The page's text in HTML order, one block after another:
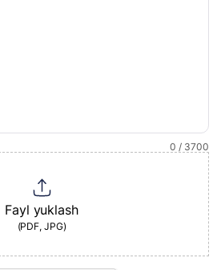
0 / 3700
Fayl yuklash
(PDF, JPG)